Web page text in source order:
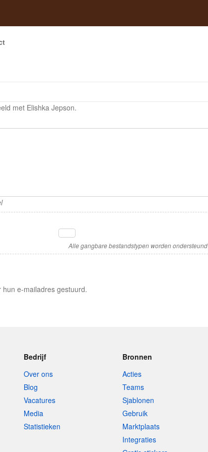
met Elishka Jepson.
Alle gangbare bestandstypen worden ondersteund
e-mailadres gestuurd.
Bedrijf
Over ons
Blog
Vacatures
Media
Statistieken
Bronnen
Acties
Teams
Sjablonen
Gebruik
Marktplaats
Integraties